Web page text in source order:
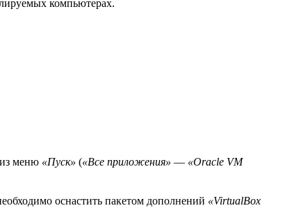
компьютерах.
меню «Пуск» («Все приложения» — «Oracle VM
оснастить пакетом дополнений «VirtualBox